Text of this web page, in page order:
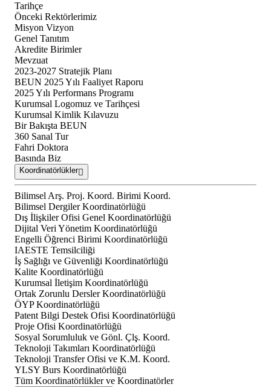
Tarihçe
Önceki Rektörlerimiz
Misyon Vizyon
Genel Tanıtım
Akredite Birimler
Mevzuat
2023-2027 Stratejik Planı
BEUN 2025 Yılı Faaliyet Raporu
2025 Yılı Performans Programı
Kurumsal Logomuz ve Tarihçesi
Kurumsal Kimlik Kılavuzu
Bir Bakışta BEUN
360 Sanal Tur
Fahri Doktora
Basında Biz
Koordinatörlükler
Bilimsel Arş. Proj. Koord. Birimi Koord.
Bilimsel Dergiler Koordinatörlüğü
Dış İlişkiler Ofisi Genel Koordinatörlüğü
Dijital Veri Yönetim Koordinatörlüğü
Engelli Öğrenci Birimi Koordinatörlüğü
IAESTE Temsilciliği
İş Sağlığı ve Güvenliği Koordinatörlüğü
Kalite Koordinatörlüğü
Kurumsal İletişim Koordinatörlüğü
Ortak Zorunlu Dersler Koordinatörlüğü
ÖYP Koordinatörlüğü
Patent Bilgi Destek Ofisi Koordinatörlüğü
Proje Ofisi Koordinatörlüğü
Sosyal Sorumluluk ve Gönl. Çlş. Koord.
Teknoloji Takımları Koordinatörlüğü
Teknoloji Transfer Ofisi ve K.M. Koord.
YLSY Burs Koordinatörlüğü
Tüm Koordinatörlükler ve Koordinatörler